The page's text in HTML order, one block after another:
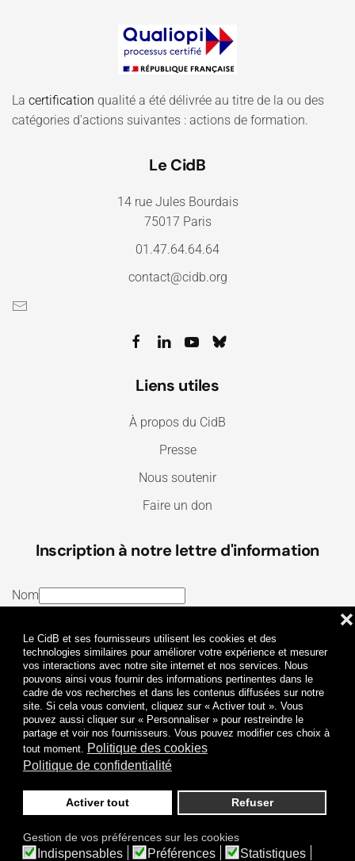
Le CidB et ses fournisseurs utilisent les cookies et des
technologies similaires pour améliorer votre expérience et mesurer
vos interactions avec notre site internet et nos services. Nous
pouvons ainsi vous fournir des informations pertinentes dans le
cadre de vos recherches et dans les contenus diffusées sur notre
site. Si cela vous convient, cliquez sur « Activer tout ». Vous
pouvez aussi cliquer sur « Personnaliser » pour restreindre le
partage et voir nos fournisseurs. Vous pouvez modifier ces choix à
tout moment. Politique des cookies
Politique de confidentialité
Activer tout Refuser
❌
Gestion de vos préférences sur les cookies
Indispensables Préférences Statistiques
La certification qualité a été délivrée au titre de la ou des
catégories d'actions suivantes : actions de formation.
Le CidB
14 rue Jules Bourdais
75017 Paris
01.47.64.64.64
contact@cidb.org
Liens utiles
À propos du CidB
Presse
Nous soutenir
Faire un don
Inscription à notre lettre d'information
Nom
J’ai lu et j’accepte lesTermes et conditionset la
Politique de confidentialité
Je m'abonne
© 2009-2026 CidB. Tous droits réservés.